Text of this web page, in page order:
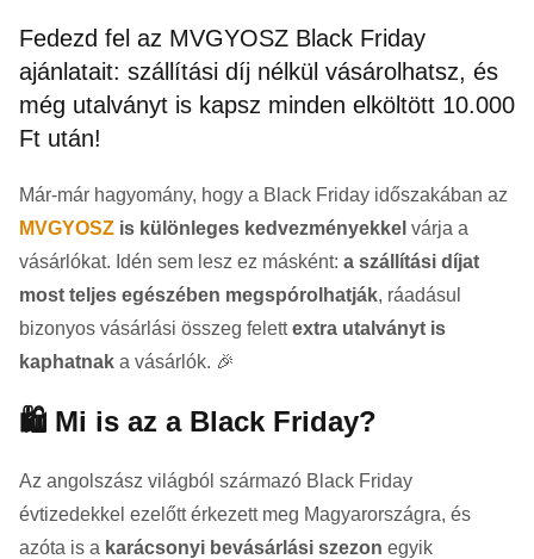
Fedezd fel az MVGYOSZ Black Friday
ajánlatait: szállítási díj nélkül vásárolhatsz, és
még utalványt is kapsz minden elköltött 10.000
Ft után!
Már-már hagyomány, hogy a Black Friday időszakában az
MVGYOSZ is különleges kedvezményekkel várja a
vásárlókat. Idén sem lesz ez másként: a szállítási díjat
most teljes egészében megspórolhatják, ráadásul
bizonyos vásárlási összeg felettextra utalványt is
kaphatnak a vásárlók. 🎉
🛍️ Mi is az a Black Friday?
Az angolszász világból származó Black Friday
évtizedekkel ezelőtt érkezett meg Magyarországra, és
azóta is a karácsonyi bevásárlási szezon egyik